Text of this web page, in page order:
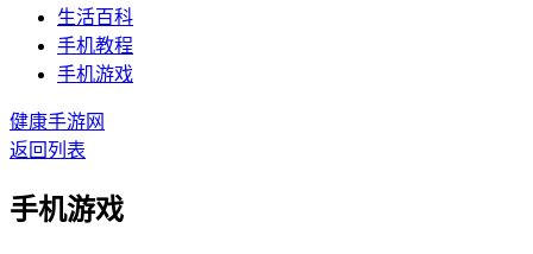
生活百科
手机教程
手机游戏
健康手游网
返回列表
手机游戏